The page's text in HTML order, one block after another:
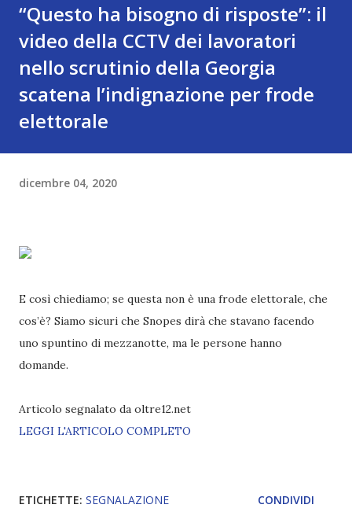
“Questo ha bisogno di risposte”: il
video della CCTV dei lavoratori
nello scrutinio della Georgia
scatena l’indignazione per frode
elettorale
dicembre 04, 2020
E così chiediamo; se questa non è una frode elettorale, che
cos’è? Siamo sicuri che Snopes dirà che stavano facendo
uno spuntino di mezzanotte, ma le persone hanno
domande.
Articolo segnalato da oltre12.net
LEGGI L'ARTICOLO COMPLETO
ETICHETTE: SEGNALAZIONE CONDIVIDI